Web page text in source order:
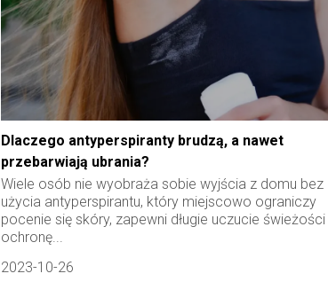
Dlaczego antyperspiranty brudzą, a nawet
przebarwiają ubrania?
Wiele osób nie wyobraża sobie wyjścia z domu bez
użycia antyperspirantu, który miejscowo ograniczy
pocenie się skóry, zapewni długie uczucie świeżości
ochronę...
2023-10-26